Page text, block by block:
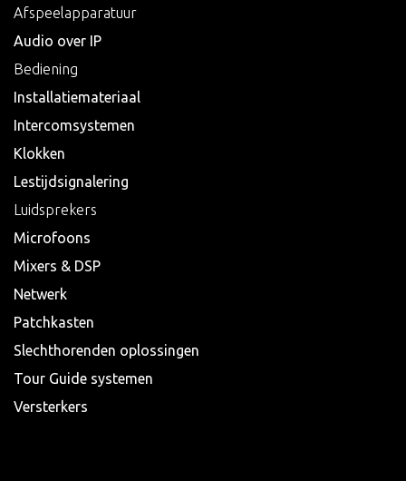
Afspeelapparatuur
Audio over IP
Bediening
Installatiemateriaal
Intercomsystemen
Klokken
Lestijdsignalering
Luidsprekers
Microfoons
Mixers & DSP
Netwerk
Patchkasten
Slechthorenden oplossingen
Tour Guide systemen
Versterkers